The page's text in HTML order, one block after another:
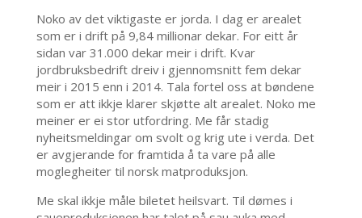
Noko av det viktigaste er jorda. I dag er arealet
som er i drift på 9,84 millionar dekar. For eitt år
sidan var 31.000 dekar meir i drift. Kvar
jordbruksbedrift dreiv i gjennomsnitt fem dekar
meir i 2015 enn i 2014. Tala fortel oss at bøndene
som er att ikkje klarer skjøtte alt arealet. Noko me
meiner er ei stor utfordring. Me får stadig
nyheitsmeldingar om svolt og krig ute i verda. Det
er avgjerande for framtida å ta vare på alle
moglegheiter til norsk matproduksjon.
Me skal ikkje måle biletet heilsvart. Til dømes i